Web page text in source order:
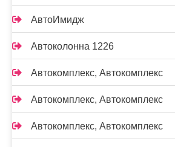
АвтоИмидж
Автоколонна 1226
Автокомплекс, Автокомплекс
Автокомплекс, Автокомплекс
Автокомплекс, Автокомплекс